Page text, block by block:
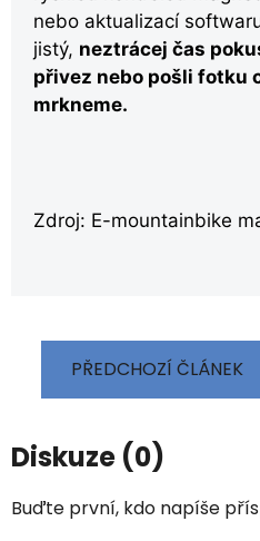
nebo aktualizací
jistý, neztrácej čas
přivez nebo pošli fotku
mrkneme.
Zdroj: E-mountainbike
PŘEDCHOZÍ ČLÁNEK
Diskuze (0)
Buďte první, kdo napíše